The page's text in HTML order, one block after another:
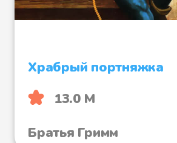
ее злой умысел, -
сбросила его снова в
Храбрый портняжка
13.0 М
Братья Гримм